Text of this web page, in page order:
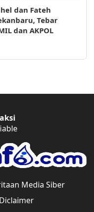
dan Fateh
Tebar
dan AKPOL
Media Siber
Diclaimer